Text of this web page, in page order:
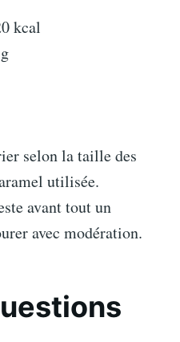
kcal
selon la taille des
utilisée.
avant tout un
avec modération.